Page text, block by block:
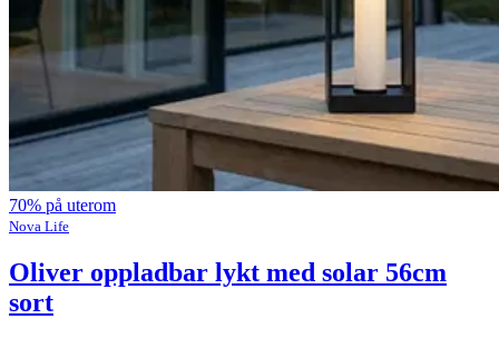
70% på uterom
Nova Life
Oliver oppladbar lykt med solar 56cm
sort